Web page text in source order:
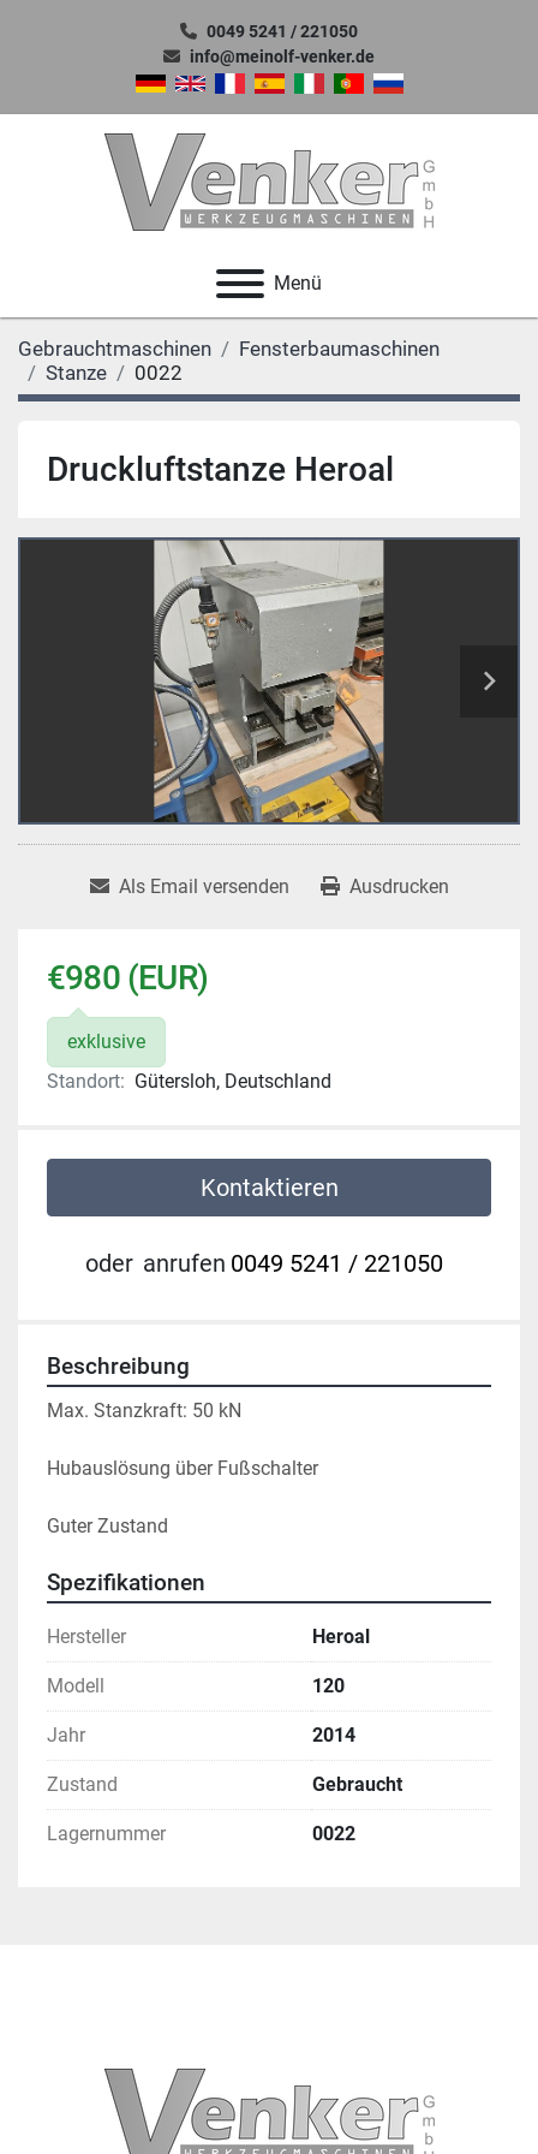
0049 5241 / 221050
info@meinolf-venker.de
Menü
Gebrauchtmaschinen
Fensterbaumaschinen
Stanze
0022
Druckluftstanze Heroal
Als Email versenden Ausdrucken
€980 (EUR)
exklusive
Standort: Gütersloh, Deutschland
Kontaktieren
oder anrufen 0049 5241 / 221050
Beschreibung
Max. Stanzkraft: 50 kN
Hubauslösung über Fußschalter
Guter Zustand
Spezifikationen
Hersteller Heroal
Modell 120
Jahr 2014
Zustand Gebraucht
Lagernummer 0022